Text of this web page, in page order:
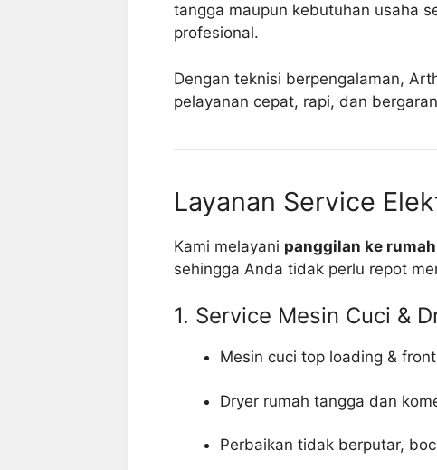
tangga maupun kebutuhan usaha
profesional.
Dengan teknisi berpengalaman,
pelayanan cepat, rapi, dan
Layanan Service
Kami melayani panggilan ke
sehingga Anda tidak perlu repot
1. Service Mesin Cuci &
Mesin cuci top loading &
Dryer rumah tangga dan
Perbaikan tidak berputar,